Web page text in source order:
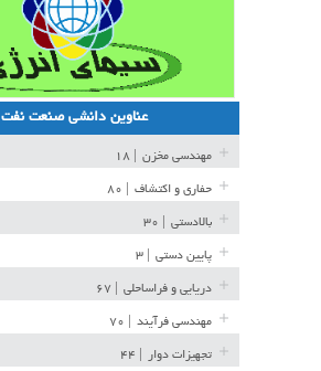
عناوین دانشی صنعت نفت
مهندسی مخزن
حفاری و اکتشاف
بالادستی
پایین دستی
دریایی و فراساحلی
مهندسی فرآیند
تجهیزات دوار